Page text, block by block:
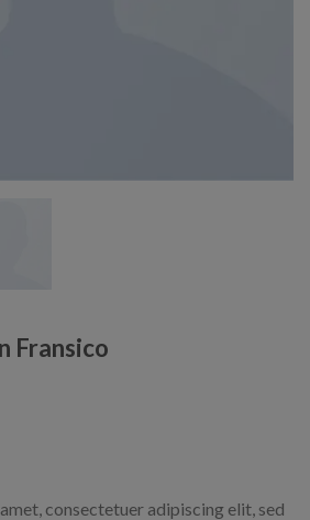
Fransico
consectetuer adipiscing elit, sed